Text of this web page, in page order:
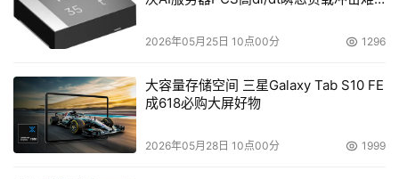
2026年05月25日 10点00分 1296
大容量存储空间 三星Galaxy Tab S10 FE
成618必购大屏好物
2026年05月28日 10点00分 1999